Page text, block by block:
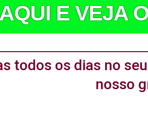
E VEJA
todos os dias no
nosso